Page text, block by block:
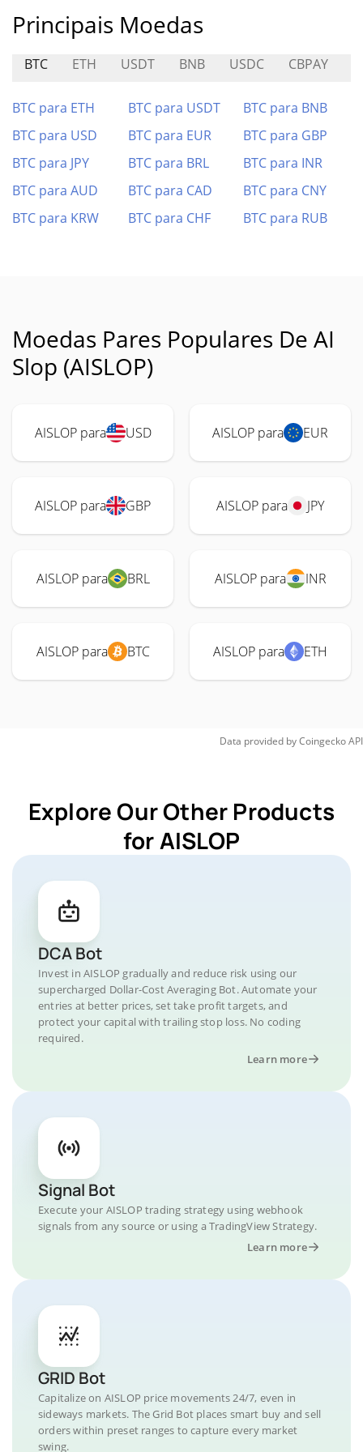
Principais Moedas
BTC ETH USDT BNB USDC CBPAY
BTC para ETH BTC para USDT
BTC para BNB
BTC para USD
BTC para EUR
BTC para GBP
BTC para JPY
BTC para BRL
BTC para INR
BTC para AUD
BTC para CAD
BTC para CNY
BTC para KRW
BTC para CHF BTC para RUB
Moedas Pares Populares De AI
Slop (AISLOP)
AISLOP para USD AISLOP para EUR
AISLOP para GBP AISLOP para JPY
AISLOP para BRL AISLOP para INR
AISLOP para BTC AISLOP para ETH
Data provided byCoingeckoAPI
Explore Our Other Products
for AISLOP
DCA Bot
Invest in AISLOP gradually and reduce risk using our
supercharged Dollar-Cost Averaging Bot. Automate your
entries at better prices, set take profit targets, and
protect your capital with trailing stop loss. No coding
required.
Learn more
Signal Bot
Execute your AISLOP trading strategy using webhook
signals from any source or using a TradingView Strategy.
Learn more
GRID Bot
Capitalize on AISLOP price movements 24/7, even in
sideways markets. The Grid Bot places smart buy and sell
orders within preset ranges to capture every market
swing.